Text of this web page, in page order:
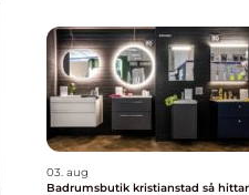
03. aug
Badrumsbutik kristianstad så hittar du